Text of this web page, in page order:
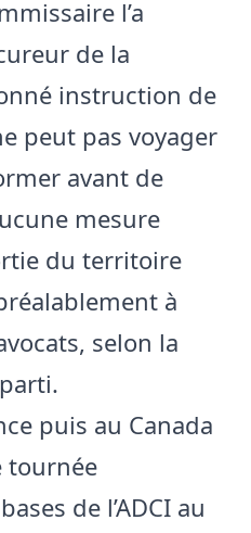
l’a
de la
instruction de
peut pas voyager
avant de
mesure
du territoire
à
selon la
puis au Canada
tournée
de l’ADCI au